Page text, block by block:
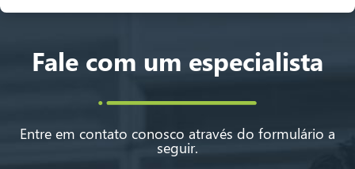
Fale com um especialista
Entre em contato conosco através do formulário a
seguir.